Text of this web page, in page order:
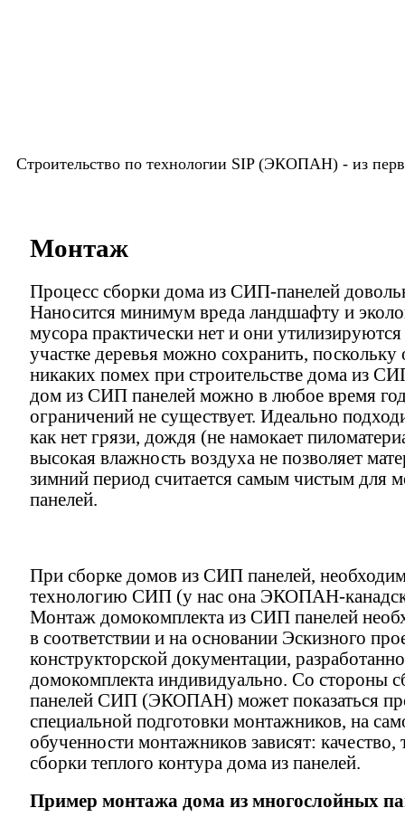
Строительство по технологии SIP (ЭКОПАН) - из
Монтаж
Процесс сборки дома из СИП-панелей
Наносится минимум вреда ландшафту и
мусора практически нет и они
участке деревья можно сохранить, поскольку
никаких помех при строительстве дома из
дом из СИП панелей можно в любое время
ограничений не существует. Идеально
как нет грязи, дождя (не намокает
высокая влажность воздуха не позволяет
зимний период считается самым чистым для
панелей.
При сборке домов из СИП панелей,
технологию СИП (у нас она ЭКОПАН-
Монтаж домокомплекта из СИП панелей
в соответствии и на основании Эскизного
конструкторской документации,
домокомплекта индивидуально. Со стороны
панелей СИП (ЭКОПАН) может показаться
специальной подготовки монтажников, на
обученности монтажников зависят: качество,
сборки теплого контура дома из панелей.
Пример монтажа дома из многослойных